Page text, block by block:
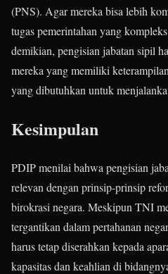
(PNS). Agar mereka bisa lebih
tugas pemerintahan yang
demikian, pengisian jabatan sipil
mereka yang memiliki
yang dibutuhkan untuk
Kesimpulan
PDIP menilai bahwa pengisian
relevan dengan prinsip-prinsip
birokrasi negara. Meskipun TNI
tergantikan dalam pertahanan
harus tetap diserahkan kepada
kapasitas dan keahlian di